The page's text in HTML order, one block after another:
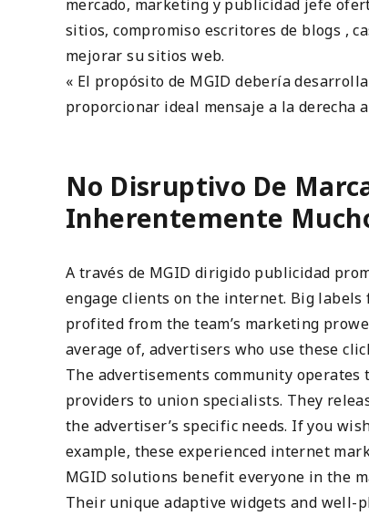
mercado, marketing y publicidad jefe
sitios, compromiso escritores de blogs ,
mejorar su sitios web.
« El propósito de MGID debería
proporcionar ideal mensaje a la derecha
No Disruptivo De
Inherentemente
A través de MGID dirigido publicidad
engage clients on the internet. Big
profited from the team’s marketing
average of, advertisers who use these
The advertisements community
providers to union specialists. They
the advertiser’s specific needs. If you
example, these experienced internet
MGID solutions benefit everyone in the
Their unique adaptive widgets and well-